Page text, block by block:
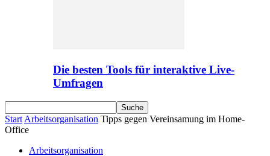
Die besten Tools für interaktive Live-
Umfragen
Start Arbeitsorganisation Tipps gegen Vereinsamung im Home-
Office
Arbeitsorganisation